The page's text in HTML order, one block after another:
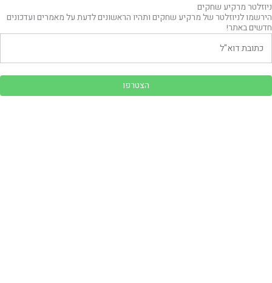
ניוזלטר מרקיע שחקים
הירשמו לניוזלטר של מרקיע שחקים ותהיו הראשונים לדעת על מאמרים ועדכונים
חדשים באתר!